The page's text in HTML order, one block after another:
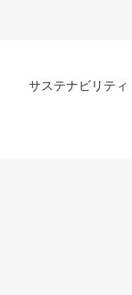
サステナビリティ